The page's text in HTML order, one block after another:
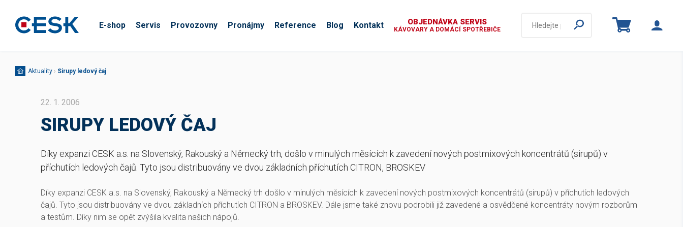
E-shop Servis Provozovny Pronájmy Reference Blog Kontakt OBJEDNÁVKA SERVIS
KÁVOVARY A DOMÁCÍ SPOTŘEBIČE
Aktuality › Sirupy ledový čaj
22. 1. 2006
SIRUPY LEDOVÝ ČAJ
Díky expanzi CESK a.s. na Slovenský, Rakouský a Německý trh, došlo v minulých měsících k zavedení nových postmixových koncentrátů (sirupů) v
příchutích ledových čajů. Tyto jsou distribuovány ve dvou základních příchutích CITRON, BROSKEV
Díky expanzi CESK a.s. na Slovenský, Rakouský a Německý trh došlo v minulých měsících k zavedení nových postmixových koncentrátů (sirupů) v příchutích ledových
čajů. Tyto jsou distribuovány ve dvou základních příchutích CITRON a BROSKEV. Dále jsme také znovu podrobili již zavedené a osvědčené koncentráty novým rozborům
a testům. Díky nim se opět zvýšila kvalita našich nápojů.